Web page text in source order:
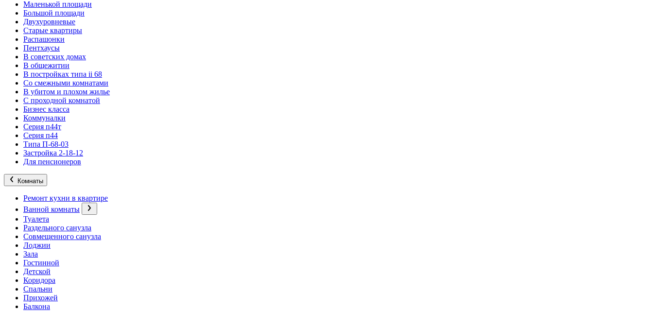
Маленькой площади
Большой площади
Двухуровневые
Старые квартиры
Распашонки
Пентхаусы
В советских домах
В общежитии
В постройках типа ii 68
Со смежными комнатами
В убитом и плохом жилье
С проходной комнатой
Бизнес класса
Коммуналки
Серия п44т
Серия п44
Типа П-68-03
Застройка 2-18-12
Для пенсионеров
Комнаты
Ремонт кухни в квартире
Ванной комнаты
Туалета
Раздельного санузла
Совмещенного санузла
Лоджии
Зала
Гостинной
Детской
Коридора
Спальни
Прихожей
Балкона